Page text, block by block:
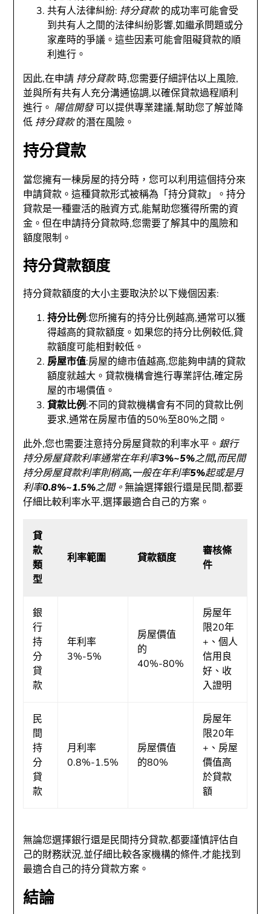
共有人法律糾紛: 持分貸款的成功率可能會受
到共有人之間的法律糾紛影響,如繼承問題或分
家產時的爭議。這些因素可能會阻礙貸款的順
利進行。
因此,在申請 持分貸款時,您需要仔細評估以上風險,
並與所有共有人充分溝通協調,以確保貸款過程順利
進行。 陽信開發可以提供專業建議,幫助您了解並降
低 持分貸款的潛在風險。
持分貸款
當您擁有一棟房屋的持分時，您可以利用這個持分來
申請貸款。這種貸款形式被稱為「持分貸款」。持分
貸款是一種靈活的融資方式,能幫助您獲得所需的資
金。但在申請持分貸款時,您需要了解其中的風險和
額度限制。
持分貸款額度
持分貸款額度的大小主要取決於以下幾個因素:
持分比例:您所擁有的持分比例越高,通常可以獲
得越高的貸款額度。如果您的持分比例較低,貸
款額度可能相對較低。
房屋市值:房屋的總市值越高,您能夠申請的貸款
額度就越大。貸款機構會進行專業評估,確定房
屋的市場價值。
貸款比例:不同的貸款機構會有不同的貸款比例
要求,通常在房屋市值的50%至80%之間。
此外,您也需要注意持分房屋貸款的利率水平。 銀行
持分房屋貸款利率通常在年利率3%~5%之間,而民間
持分房屋貸款利率則稍高,一般在年利率5%起或是月
利率0.8%~1.5%之間。無論選擇銀行還是民間,都要
仔細比較利率水平,選擇最適合自己的方案。
貸
款
類
型
利率範圍 貸款額度
審核條
件
銀
行
持
分
貸
款
年利率
3%-5%
房屋價值
的
40%-80%
房屋年
限20年
+、個人
信用良
好、收
入證明
民
間
持
分
貸
款
月利率
0.8%-1.5%
房屋價值
的80%
房屋年
限20年
+、房屋
價值高
於貸款
額
無論您選擇銀行還是民間持分貸款,都要謹慎評估自
己的財務狀況,並仔細比較各家機構的條件,才能找到
最適合自己的持分貸款方案。
結論